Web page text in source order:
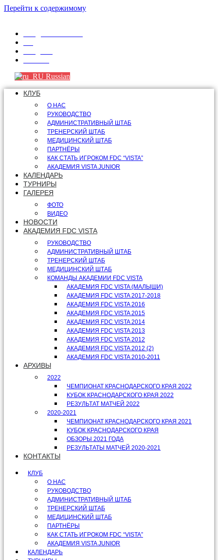
Перейти к содержимому
Russian
КЛУБ
О НАС
РУКОВОДСТВО
АДМИНИСТРАТИВНЫЙ ШТАБ
ТРЕНЕРСКИЙ ШТАБ
МЕДИЦИНСКИЙ ШТАБ
ПАРТНЁРЫ
КАК СТАТЬ ИГРОКОМ FDC “VISTA”
АКАДЕМИЯ VISTA JUNIOR
КАЛЕНДАРЬ
ТУРНИРЫ
ГАЛЕРЕЯ
ФОТО
ВИДЕО
НОВОСТИ
АКАДЕМИЯ FDC VISTA
РУКОВОДСТВО
АДМИНИСТРАТИВНЫЙ ШТАБ
ТРЕНЕРСКИЙ ШТАБ
МЕДИЦИНСКИЙ ШТАБ
КОМАНДЫ АКАДЕМИИ FDC VISTA
АКАДЕМИЯ FDC VISTA (МАЛЫШИ)
АКАДЕМИЯ FDC VISTA 2017-2018
АКАДЕМИЯ FDC VISTA 2016
АКАДЕМИЯ FDC VISTA 2015
АКАДЕМИЯ FDC VISTA 2014
АКАДЕМИЯ FDC VISTA 2013
АКАДЕМИЯ FDC VISTA 2012
АКАДЕМИЯ FDC VISTA 2012 (2)
АКАДЕМИЯ FDC VISTA 2010-2011
АРХИВЫ
2022
ЧЕМПИОНАТ КРАСНОДАРСКОГО КРАЯ 2022
КУБОК КРАСНОДАРСКОГО КРАЯ 2022
РЕЗУЛЬТАТ МАТЧЕЙ 2022
2020-2021
ЧЕМПИОНАТ КРАСНОДАРСКОГО КРАЯ 2021
КУБОК КРАСНОДАРСКОГО КРАЯ
ОБЗОРЫ 2021 ГОДА
РЕЗУЛЬТАТЫ МАТЧЕЙ 2020-2021
КОНТАКТЫ
КЛУБ
О НАС
РУКОВОДСТВО
АДМИНИСТРАТИВНЫЙ ШТАБ
ТРЕНЕРСКИЙ ШТАБ
МЕДИЦИНСКИЙ ШТАБ
ПАРТНЁРЫ
КАК СТАТЬ ИГРОКОМ FDC “VISTA”
АКАДЕМИЯ VISTA JUNIOR
КАЛЕНДАРЬ